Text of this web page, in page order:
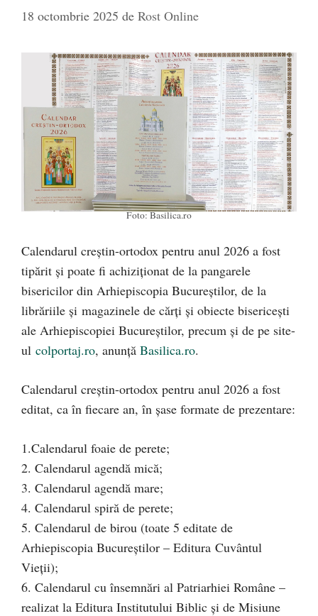
18 octombrie 2025 de Rost Online
Foto: Basilica.ro
Calendarul creștin-ortodox pentru anul 2026 a fost
tipărit și poate fi achiziționat de la pangarele
bisericilor din Arhiepiscopia Bucureș­tilor, de la
librăriile și magazinele de cărți și obiecte bisericești
ale Arhiepiscopiei Bucureș­tilor, precum și de pe site-
ul colportaj.ro, anunță Basilica.ro.
Calendarul creștin-ortodox pentru anul 2026 a fost
editat, ca în fiecare an, în șase formate de prezentare:
1.Calendarul foaie de perete;
2. Calendarul agendă mică;
3. Calendarul agendă mare;
4. Calendarul spiră de perete;
5. Calendarul de birou (toate 5 editate de
Arhiepiscopia Bucureștilor – Editura Cuvântul
Vieții);
6. Calendarul cu însemnări al Patriarhiei Române –
realizat la Editura Institutului Biblic și de Misiune